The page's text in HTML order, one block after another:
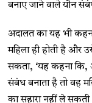
बनाए जाने वाले यौन
अदालत का यह भी
महिला ही होती है और
सकता, ‘यह कहना कि,
संबंध बनाता है तो वह
का सहारा नहीं ले